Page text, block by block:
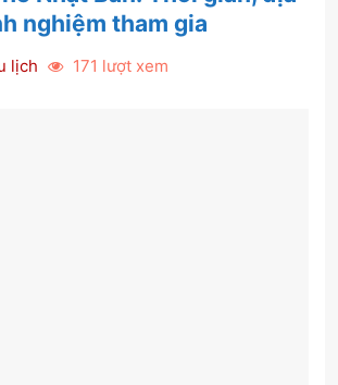
nghiệm tham gia
lịch 171 lượt xem